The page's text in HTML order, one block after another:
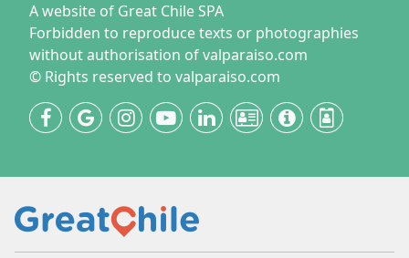
A website of Great Chile SPA
Forbidden to reproduce texts or photographies
without authorisation of valparaiso.com
© Rights reserved to valparaiso.com